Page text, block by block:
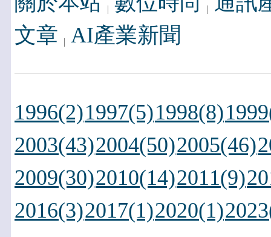
文章 AI產業新聞
1996(2)1997(5)1998(8)
2003(43)2004(50)2005(46)
2009(30)2010(14)2011(9)
2016(3)2017(1)2020(1)